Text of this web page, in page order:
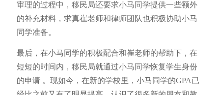
审理的过程中，移民局还要求小马同学提供一些额外
的补充材料，求真崔老师和律师团队也积极协助小马
同学准备。
最后，在小马同学的积极配合和崔老师的帮助下，在
短短的时间内，移民局就通过小马同学恢复学生身份
的申请 。现如今，在新的学校里，小马同学的GPA已